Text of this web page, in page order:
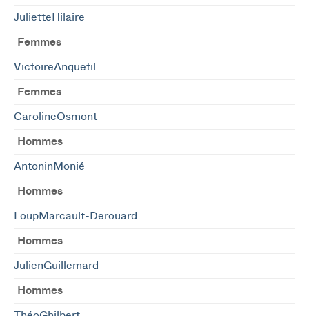
JulietteHilaire
Femmes
VictoireAnquetil
Femmes
CarolineOsmont
Hommes
AntoninMonié
Hommes
LoupMarcault-Derouard
Hommes
JulienGuillemard
Hommes